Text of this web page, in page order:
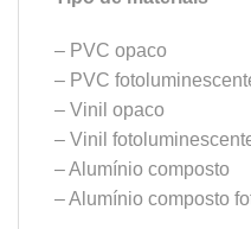
– PVC opaco
– PVC
– Vinil opaco
– Vinil
– Alumínio composto
– Alumínio composto